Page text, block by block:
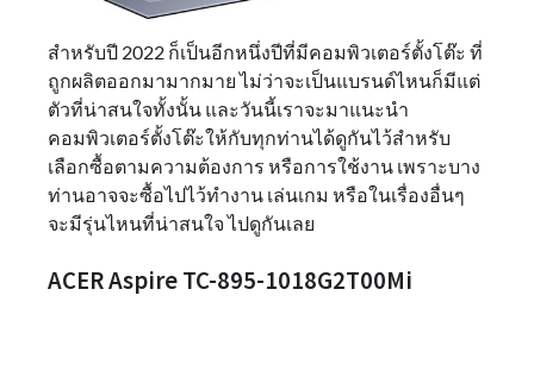
สำหรับปี 2022 ก็เป็นอีกหนึ่งปีที่มีคอมพิวเตอร์ตั้งโต๊ะ ที่
ถูกผลิตออกมามากมาย ไม่ว่าจะเป็นแบรนด์ไหนก็มีแต่
ตัวที่น่าสนใจทั้งนั้น และวันนี้เราจะมาแนะนำ
คอมพิวเตอร์ตั้งโต๊ะให้กับทุกท่านได้ดูกันไว้สำหรับ
เลือกซื้อตามความต้องการ หรือการใช้งาน เพราะบาง
ท่านอาจจะซื้อไปไว้ทำงาน เล่นเกม หรือในเรื่องอื่นๆ
จะมีรุ่นไหนที่น่าสนใจ ไปดูกันเลย
ACER Aspire TC-895-1018G2T00Mi